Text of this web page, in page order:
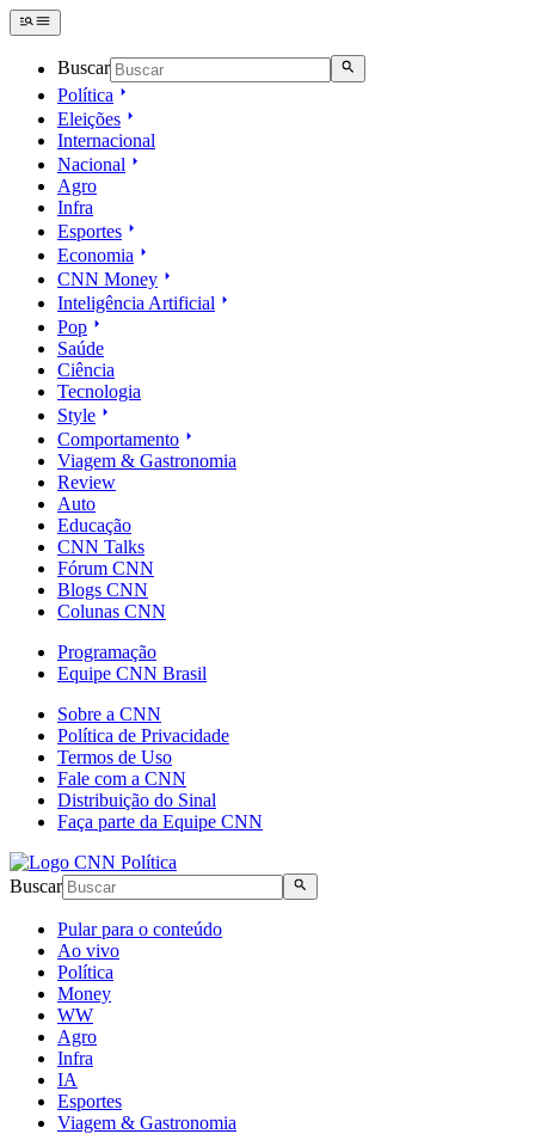
Buscar
Política
Eleições
Internacional
Nacional
Agro
Infra
Esportes
Economia
CNN Money
Inteligência Artificial
Pop
Saúde
Ciência
Tecnologia
Style
Comportamento
Viagem & Gastronomia
Review
Auto
Educação
CNN Talks
Fórum CNN
Blogs CNN
Colunas CNN
Programação
Equipe CNN Brasil
Sobre a CNN
Política de Privacidade
Termos de Uso
Fale com a CNN
Distribuição do Sinal
Faça parte da Equipe CNN
Buscar
Pular para o conteúdo
Ao vivo
Política
Money
WW
Agro
Infra
IA
Esportes
Viagem & Gastronomia